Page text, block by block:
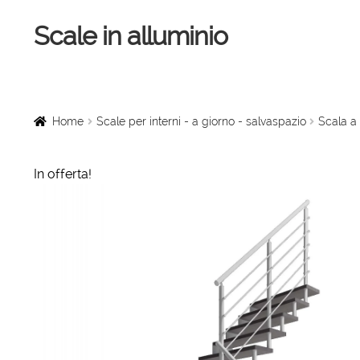
Vai
alla
Vai
al
Scale in alluminio
Scale a chiocciola
Home Scale per interni - a giorno - salvaspazio Scala a
In offerta!